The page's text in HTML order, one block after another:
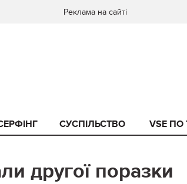
Реклама на сайті
СУСПІЛЬСТВО VSE
другої поразки